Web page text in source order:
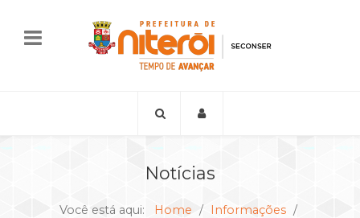
Notícias
Você está aqui: Home
Informações